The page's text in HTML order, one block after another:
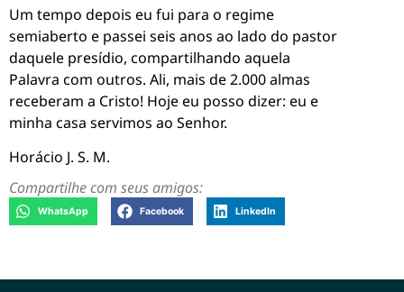
Um tempo depois eu fui para o regime
semiaberto e passei seis anos ao lado do pastor
daquele presídio, compartilhando aquela
Palavra com outros. Ali, mais de 2.000 almas
receberam a Cristo! Hoje eu posso dizer: eu e
minha casa servimos ao Senhor.
Horácio J. S. M.
Compartilhe com seus amigos:
WhatsApp Facebook LinkedIn